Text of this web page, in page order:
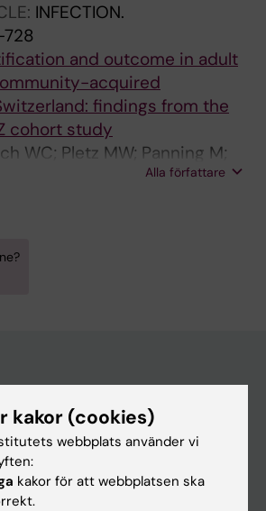
INFECTION.
728
and outcome in adult
acquired
findings from the
cohort study
WC; Pletz MW; Panning M;
Eberhardt F; Barten-Neiner G;
Alla författare
kakor (cookies)
webbplats använder vi
kakor för att webbplatsen ska